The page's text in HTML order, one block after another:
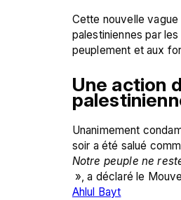
Cette nouvelle vague
palestiniennes par
Une action
Unanimement
soir a été salué
Notre peuple ne
», a déclaré le
Ahlul Bayt